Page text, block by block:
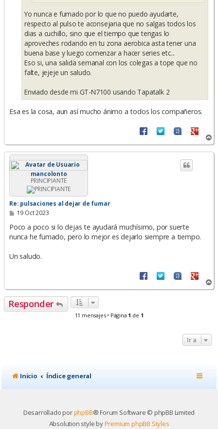
Yo nunca e fumado por lo que no puedo ayudarte,
respecto al pulso te aconsejaria que no salgas todos los
dias a cuchillo, sino que el tiempo que tengas lo
aproveches rodando en tu zona aerobica asta tener una
buena base y luego comenzar a hacer series etc...
Eso si, una salida semanal con los colegas a tope que no
falte, jejeje un saludo.
Enviado desde mi GT-N7100 usando Tapatalk 2
Esa es la cosa, aun así mucho ánimo a todos los compañeros.
r
r
mancolonto
PRINCIPIANTE
Re: pulsaciones al dejar de fumar
M
n
a
e
19 Oct 2023
Poco a poco si lo dejas te ayudará muchísimo, por suerte
nunca he fumado, pero lo mejor es dejarlo siempre a tiempo.
Un saludo.
r
Responder
11 mensajes • Página 1 de 1
Ir a
Inicio Índice general
Desarrollado porphpBB® Forum Software © phpBB Limited
Absolution style byPremium phpBB Styles